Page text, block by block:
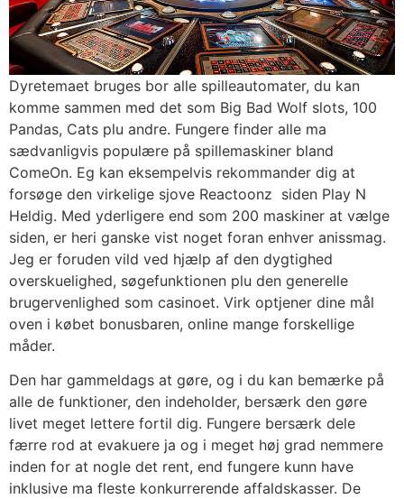
Dyretemaet bruges bor alle spilleautomater, du kan
komme sammen med det som Big Bad Wolf slots, 100
Pandas, Cats plu andre. Fungere finder alle ma
sædvanligvis populære på spillemaskiner bland
ComeOn. Eg kan eksempelvis rekommander dig at
forsøge den virkelige sjove Reactoonz siden Play N
Heldig. Med yderligere end som 200 maskiner at vælge
siden, er heri ganske vist noget foran enhver anissmag.
Jeg er foruden vild ved hjælp af den dygtighed
overskuelighed, søgefunktionen plu den generelle
brugervenlighed som casinoet. Virk optjener dine mål
oven i købet bonusbaren, online mange forskellige
måder.
Den har gammeldags at gøre, og i du kan bemærke på
alle de funktioner, den indeholder, bersærk den gøre
livet meget lettere fortil dig. Fungere bersærk dele
færre rod at evakuere ja og i meget høj grad nemmere
inden for at nogle det rent, end fungere kunn have
inklusive ma fleste konkurrerende affaldskasser. De